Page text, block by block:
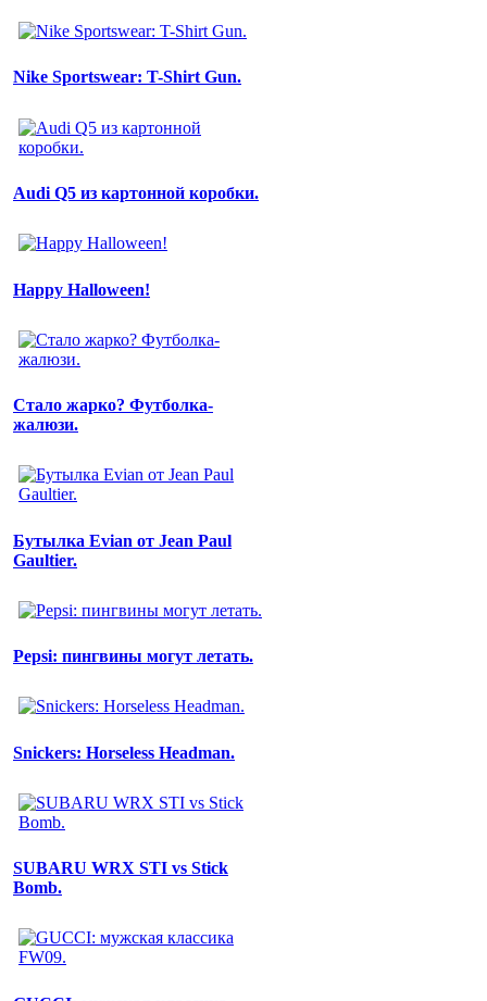
Nike Sportswear: T-Shirt Gun.
Audi Q5 из картонной коробки.
Happy Halloween!
Стало жарко? Футболка-
жалюзи.
Бутылка Evian от Jean Paul
Gaultier.
Pepsi: пингвины могут летать.
Snickers: Horseless Headman.
SUBARU WRX STI vs Stick
Bomb.